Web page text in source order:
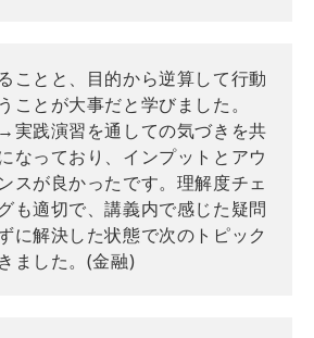
ことと、目的から逆算して行動
ことが大事だと学びました。
践演習を通しての気づきを共
なっており、インプットとアウ
スが良かったです。理解度チェ
も適切で、講義内で感じた疑問
に解決した状態で次のトピック
ました。(金融)